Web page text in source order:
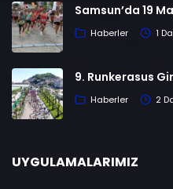
Samsun’da 19
Haberler 1
9. Runkerasus
Haberler 2
UYGULAMALARIMIZ